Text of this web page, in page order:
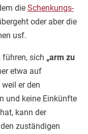
die Schenkungs-
oder aber die
usf.
führen, sich „arm zu
etwa auf
er den
und keine Einkünfte
kann der
zuständigen